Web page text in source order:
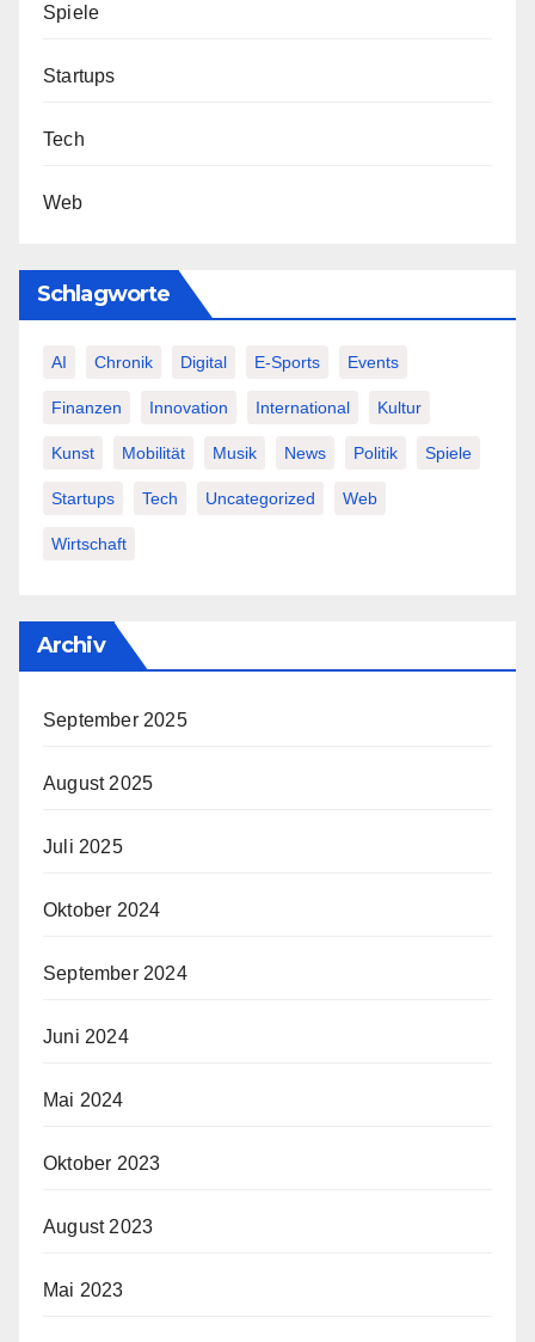
Spiele
Startups
Tech
Web
Schlagworte
AI Chronik Digital E-Sports Events
Finanzen Innovation International Kultur
Kunst Mobilität Musik News Politik Spiele
Startups Tech Uncategorized Web
Wirtschaft
Archiv
September 2025
August 2025
Juli 2025
Oktober 2024
September 2024
Juni 2024
Mai 2024
Oktober 2023
August 2023
Mai 2023